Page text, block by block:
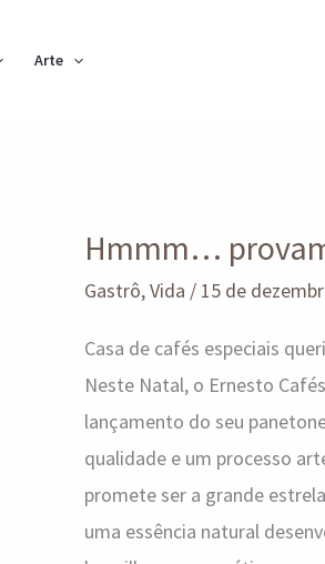
Arte
Hmmm…
Gastrô,Vida / 15 de
Casa de cafés especiais
Neste Natal, o Ernesto
lançamento do seu
qualidade e um processo
promete ser a grande
uma essência natural
provamos
o
do
Ernesto!